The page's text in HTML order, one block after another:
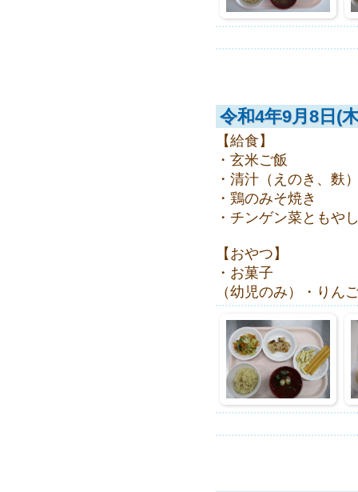
令和4年9月8日(
【給食】
・玄米ご飯
・清汁（えのき、麩
・鶏のみそ焼き
・チンゲン菜ともや
【おやつ】
・お菓子
（幼児のみ）・りん